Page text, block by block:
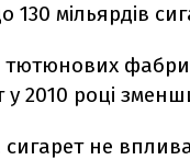
мільярдів
тютюнових
2010 році
сигарет не